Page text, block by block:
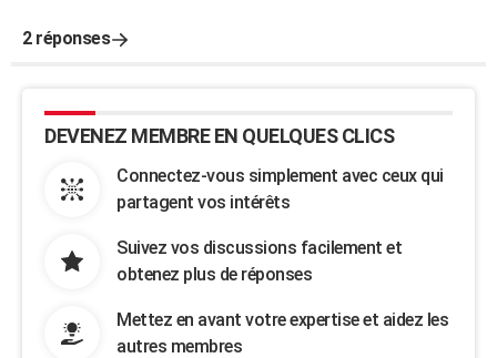
2 réponses
DEVENEZ MEMBRE EN QUELQUES CLICS
Connectez-vous simplement avec ceux qui
partagent vos intérêts
Suivez vos discussions facilement et
obtenez plus de réponses
Mettez en avant votre expertise et aidez les
autres membres